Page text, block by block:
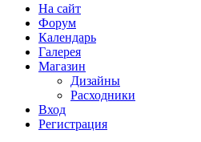
На сайт
Форум
Календарь
Галерея
Магазин
Дизайны
Расходники
Вход
Регистрация